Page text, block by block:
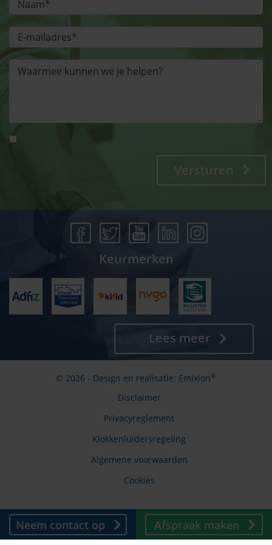
Versturen
Keurmerken
Lees meer
© 2026 - Design en realisatie: Emixion®
Disclaimer
Privacyreglement
Klokkenluidersregeling
Algemene voorwaarden
Cookies
Neem contact op Afspraak maken